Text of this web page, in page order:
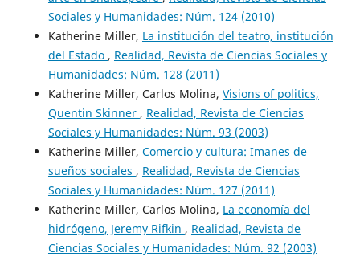
Sociales y Humanidades: Núm. 124 (2010)
Katherine Miller, La institución del teatro, institución
del Estado , Realidad, Revista de Ciencias Sociales y
Humanidades: Núm. 128 (2011)
Katherine Miller, Carlos Molina, Visions of politics,
Quentin Skinner , Realidad, Revista de Ciencias
Sociales y Humanidades: Núm. 93 (2003)
Katherine Miller, Comercio y cultura: Imanes de
sueños sociales , Realidad, Revista de Ciencias
Sociales y Humanidades: Núm. 127 (2011)
Katherine Miller, Carlos Molina, La economía del
hidrógeno, Jeremy Rifkin , Realidad, Revista de
Ciencias Sociales y Humanidades: Núm. 92 (2003)